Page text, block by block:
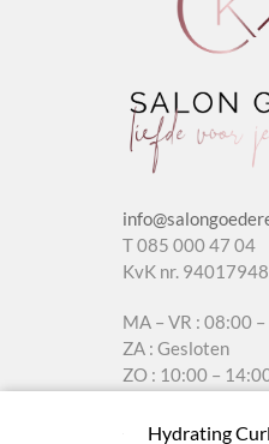
T 085 000 47 04
KvK nr. 94017948
MA – VR : 08:00
ZA : Gesloten
ZO : 10:00 –
Hydrating